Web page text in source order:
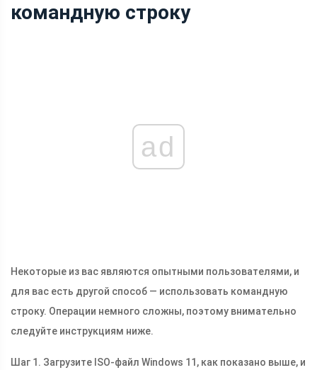
командную строку
ad
Некоторые из вас являются опытными пользователями, и
для вас есть другой способ — использовать командную
строку. Операции немного сложны, поэтому внимательно
следуйте инструкциям ниже.
Шаг 1. Загрузите ISO-файл Windows 11, как показано выше, и